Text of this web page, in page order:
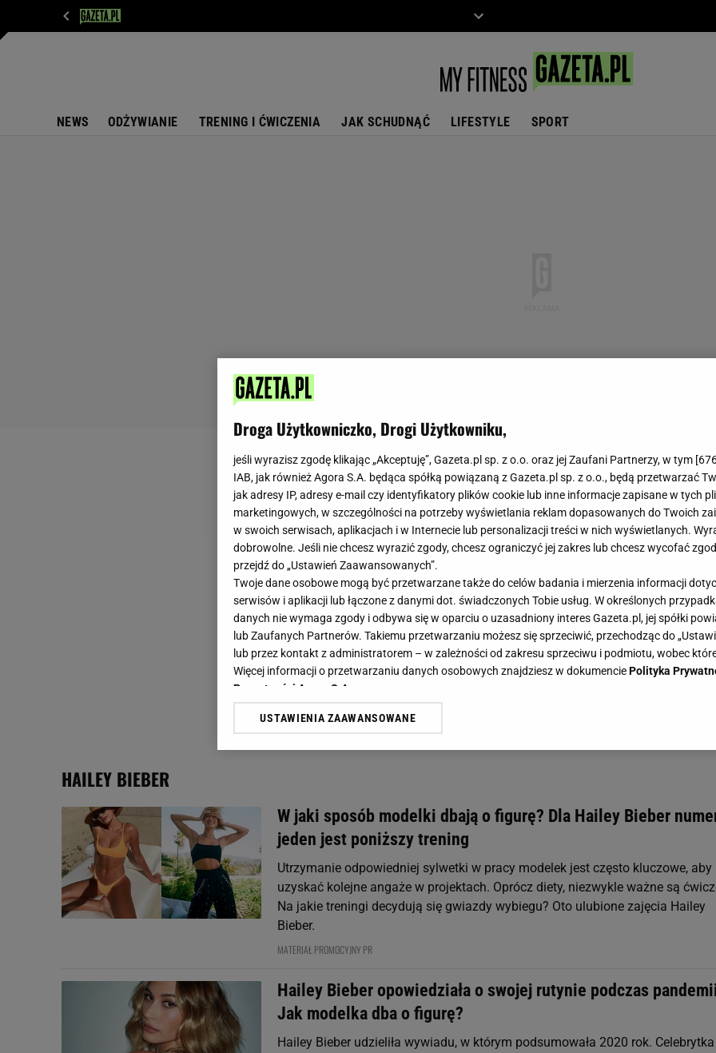
NEWS ODŻYWIANIE TRENING I ĆWICZENIA JAK SCHUDNĄĆ LIFESTYLE SPORT
HAILEY BIEBER
W jaki sposób modelki dbają o figurę? Dla Hailey Bieber
jeden jest poniższy trening
Utrzymanie odpowiedniej sylwetki w pracy modelek jest często kluczowe, aby
uzyskać kolejne angaże w projektach. Oprócz diety, niezwykle ważne są
Na jakie treningi decydują się gwiazdy wybiegu? Oto ulubione zajęcia Hailey
Bieber.
MATERIAŁ PROMOCYJNY PR
Hailey Bieber opowiedziała o swojej rutynie podczas
Jak modelka dba o figurę?
Hailey Bieber udzieliła wywiadu, w którym podsumowała 2020 rok. Celebrytka
Droga Użytkowniczko, Drogi Użytkowniku,
jeśli wyrazisz zgodę klikając „Akceptuję”, Gazeta.pl sp. z o.o. oraz jej Zaufani Partnerzy, w tym [
IAB, jak również Agora S.A. będąca spółką powiązaną z Gazeta.pl sp. z o.o., będą przetwarzać
jak adresy IP, adresy e-mail czy identyfikatory plików cookie lub inne informacje zapisane w tych
marketingowych, w szczególności na potrzeby wyświetlania reklam dopasowanych do Twoich
w swoich serwisach, aplikacjach i w Internecie lub personalizacji treści w nich wyświetlanych.
dobrowolne. Jeśli nie chcesz wyrazić zgody, chcesz ograniczyć jej zakres lub chcesz wycofać
przejdź do „Ustawień Zaawansowanych”.
Twoje dane osobowe mogą być przetwarzane także do celów badania i mierzenia informacji
serwisów i aplikacji lub łączone z danymi dot. świadczonych Tobie usług. W określonych
danych nie wymaga zgody i odbywa się w oparciu o uzasadniony interes Gazeta.pl, jej spółki
lub Zaufanych Partnerów. Takiemu przetwarzaniu możesz się sprzeciwić, przechodząc do
lub przez kontakt z administratorem – w zależności od zakresu sprzeciwu i podmiotu, wobec
Więcej informacji o przetwarzaniu danych osobowych znajdziesz w dokumenciePolityka
Prywatności Agora S.A.
Klikając „Akceptuję” wyrażasz też zgodę na zainstalowanie i przechowywanie plików cookie
My, nasi Zaufani Partnerzy i Agora S.A. możemy przetwarzać dane osobowe w następujących
Użycie dokładnych danych geolokalizacyjnych. Aktywne skanowanie charakterystyki urządzenia
Przechowywanie informacji na urządzeniu lub dostęp do nich. Spersonalizowane reklamy i treści,
badnie odbiorców i ulepszanie usług.
Lista Zaufanych Partnerów
USTAWIENIA ZAAWANSOWANE